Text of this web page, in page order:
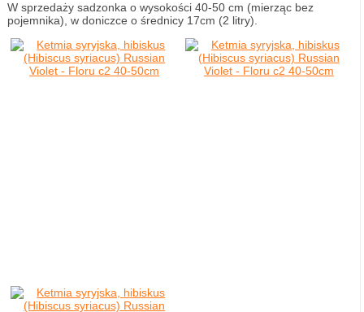
W sprzedaży sadzonka o wysokości 40-50 cm (mierząc bez
pojemnika), w doniczce o średnicy 17cm (2 litry).